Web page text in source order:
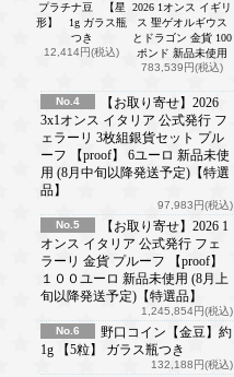
プラチナ豆 【星
形】 1g ガラス瓶
つき
12,414円(税込)
2026 1オンス イギリ
ス 聖ゲオルギウス
とドラゴン 金貨 100
ポンド 新品未使用
783,539円(税込)
No.4
【お取り寄せ】2026
3x1オンス イタリア 公式発行 フ
ェラーリ 3枚組銀貨セット プル
ーフ 【proof】 6ユーロ 新品未使
用 (8月中旬以降発送予定)【特選
品】
97,983円(税込)
No.5
【お取り寄せ】2026 1
オンス イタリア 公式発行 フェ
ラーリ 金貨 プルーフ 【proof】
１００ユーロ 新品未使用 (8月上
旬以降発送予定)【特選品】
1,245,854円(税込)
No.6
野口コイン【金豆】約
1g 【5粒】 ガラス瓶つき
132,188円(税込)